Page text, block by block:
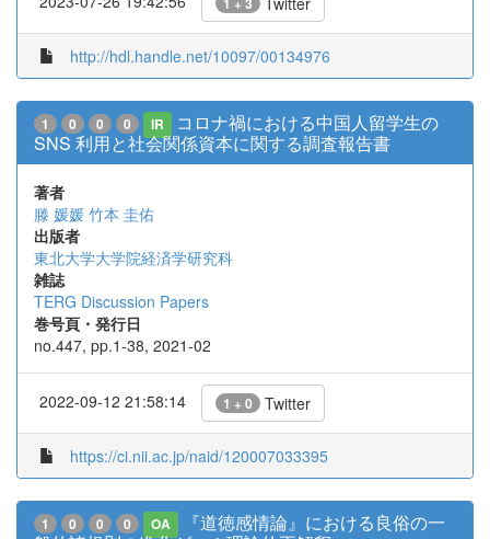
http://hdl.handle.net/10097/00134976
1 0 0 0 IR
コロナ禍における中国人留学生の
SNS 利用と社会関係資本に関する調査報告書
著者
滕 媛媛 竹本 圭佑
出版者
東北大学大学院経済学研究科
雑誌
TERG Discussion Papers
巻号頁・発行日
no.447, pp.1-38, 2021-02
2022-09-12 21:58:14 1 + 0 Twitter
https://ci.nii.ac.jp/naid/120007033395
1 0 0 0 OA
『道徳感情論』における良俗の一